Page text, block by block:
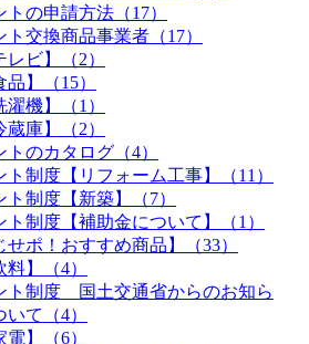
の申請方法（17）
交換商品事業者（17）
ビ】（2）
】（15）
機】（1）
庫】（2）
のカタログ（4）
制度【リフォーム工事】（11）
制度【新築】（7）
制度【補助金について】（1）
ポ！おすすめ商品】（33）
】（4）
ト制度 国土交通省からのお知ら
て（4）
】（6）